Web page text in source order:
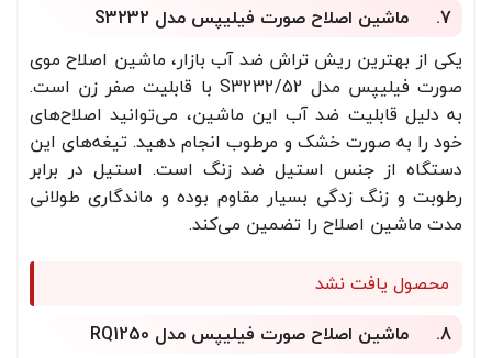
7. ماشین اصلاح صورت فیلیپس مدل S3232
یکی از بهترین ریش تراش ضد آب بازار، ماشین اصلاح موی
صورت فیلیپس مدل S3232/52 با قابلیت صفر زن است.
به دلیل قابلیت ضد آب این ماشین، می‌توانید اصلاح‌های
خود را به صورت خشک و مرطوب انجام دهید. تیغه‌های این
دستگاه از جنس استیل ضد زنگ است. استیل در برابر
رطوبت و زنگ زدگی بسیار مقاوم بوده و ماندگاری طولانی
مدت ماشین اصلاح را تضمین می‌کند.
محصول یافت نشد
8. ماشین‌ اصلاح صورت فیلیپس مدل RQ1250